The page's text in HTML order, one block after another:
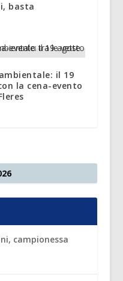
basta
il 19
la cena-evento
campionessa